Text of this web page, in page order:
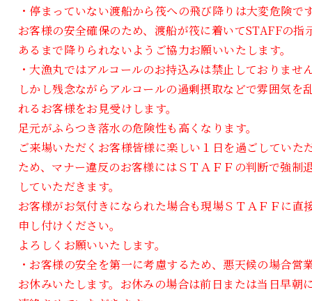
・停まっていない渡船から筏への飛び降りは大変危険で
お客様の安全確保のため、渡船が筏に着いてSTAFFの指
あるまで降りられないようご協力お願いいたします。
・大漁丸ではアルコールのお持込みは禁止しておりませ
しかし残念ながらアルコールの過剰摂取などで雰囲気を
れるお客様をお見受けします。
足元がふらつき落水の危険性も高くなります。
ご来場いただくお客様皆様に楽しい１日を過ごしていた
ため、マナー違反のお客様にはＳＴＡＦＦの判断で強制
していただきます。
お客様がお気付きになられた場合も現場ＳＴＡＦＦに直
申し付けください。
よろしくお願いいたします。
・お客様の安全を第一に考慮するため、悪天候の場合営
お休みいたします。お休みの場合は前日または当日早朝